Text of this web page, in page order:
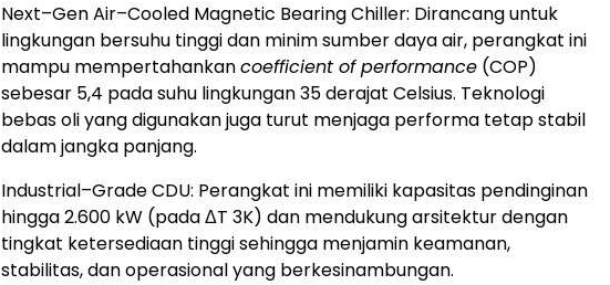
Next–Gen Air–Cooled Magnetic Bearing Chiller: Dirancang untuk
lingkungan bersuhu tinggi dan minim sumber daya air, perangkat ini
mampu mempertahankancoefficient of performance (COP)
sebesar 5,4 pada suhu lingkungan 35 derajat Celsius. Teknologi
bebas oli yang digunakan juga turut menjaga performa tetap stabil
dalam jangka panjang.
Industrial–Grade CDU: Perangkat ini memiliki kapasitas pendinginan
hingga 2.600 kW (pada ΔT 3K) dan mendukung arsitektur dengan
tingkat ketersediaan tinggi sehingga menjamin keamanan,
stabilitas, dan operasional yang berkesinambungan.